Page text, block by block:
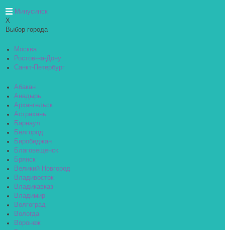
Минусинск
X
Выбор города
Москва
Ростов-на-Дону
Санкт-Петербург
Абакан
Анадырь
Архангельск
Астрахань
Барнаул
Белгород
Биробиджан
Благовещенск
Брянск
Великий Новгород
Владивосток
Владикавказ
Владимир
Волгоград
Вологда
Воронеж